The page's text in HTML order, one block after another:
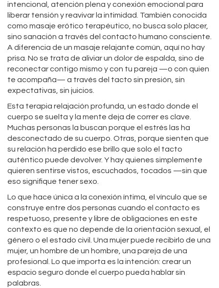
intencional, atención plena y conexión emocional para
liberar tensión y reavivar la intimidad . También conocida
como masaje erótico terapéutico , no busca solo placer,
sino sanación a través del contacto humano consciente.
A diferencia de un masaje relajante común, aquí no hay
prisa. No se trata de aliviar un dolor de espalda, sino de
reconectar contigo mismo y con tu pareja —o con quien
te acompaña— a través del tacto sin presión, sin
expectativas, sin juicios.
Esta terapia relajación profunda un estado donde el
cuerpo se suelta y la mente deja de correr es clave.
Muchas personas la buscan porque el estrés las ha
desconectado de su cuerpo. Otras, porque sienten que
su relación ha perdido ese brillo que solo el tacto
auténtico puede devolver. Y hay quienes simplemente
quieren sentirse vistos, escuchados, tocados —sin que
eso signifique tener sexo.
Lo que hace única a la conexión íntima el vínculo que se
construye entre dos personas cuando el contacto es
respetuoso, presente y libre de obligaciones en este
contexto es que no depende de la orientación sexual, el
género o el estado civil. Una mujer puede recibirlo de una
mujer, un hombre de un hombre, una pareja de una
profesional. Lo que importa es la intención: crear un
espacio seguro donde el cuerpo pueda hablar sin
palabras.